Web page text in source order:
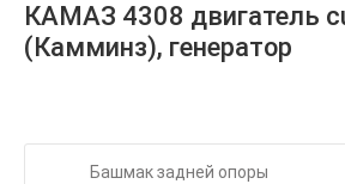
КАМАЗ 4308 двигатель
(Камминз), генератор
Башмак задней опоры